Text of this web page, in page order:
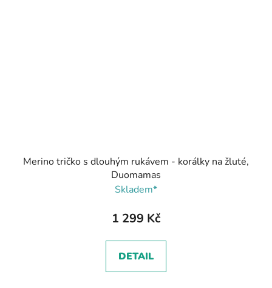
Merino tričko s dlouhým rukávem - korálky na žluté,
Duomamas
Skladem*
1 299 Kč
DETAIL